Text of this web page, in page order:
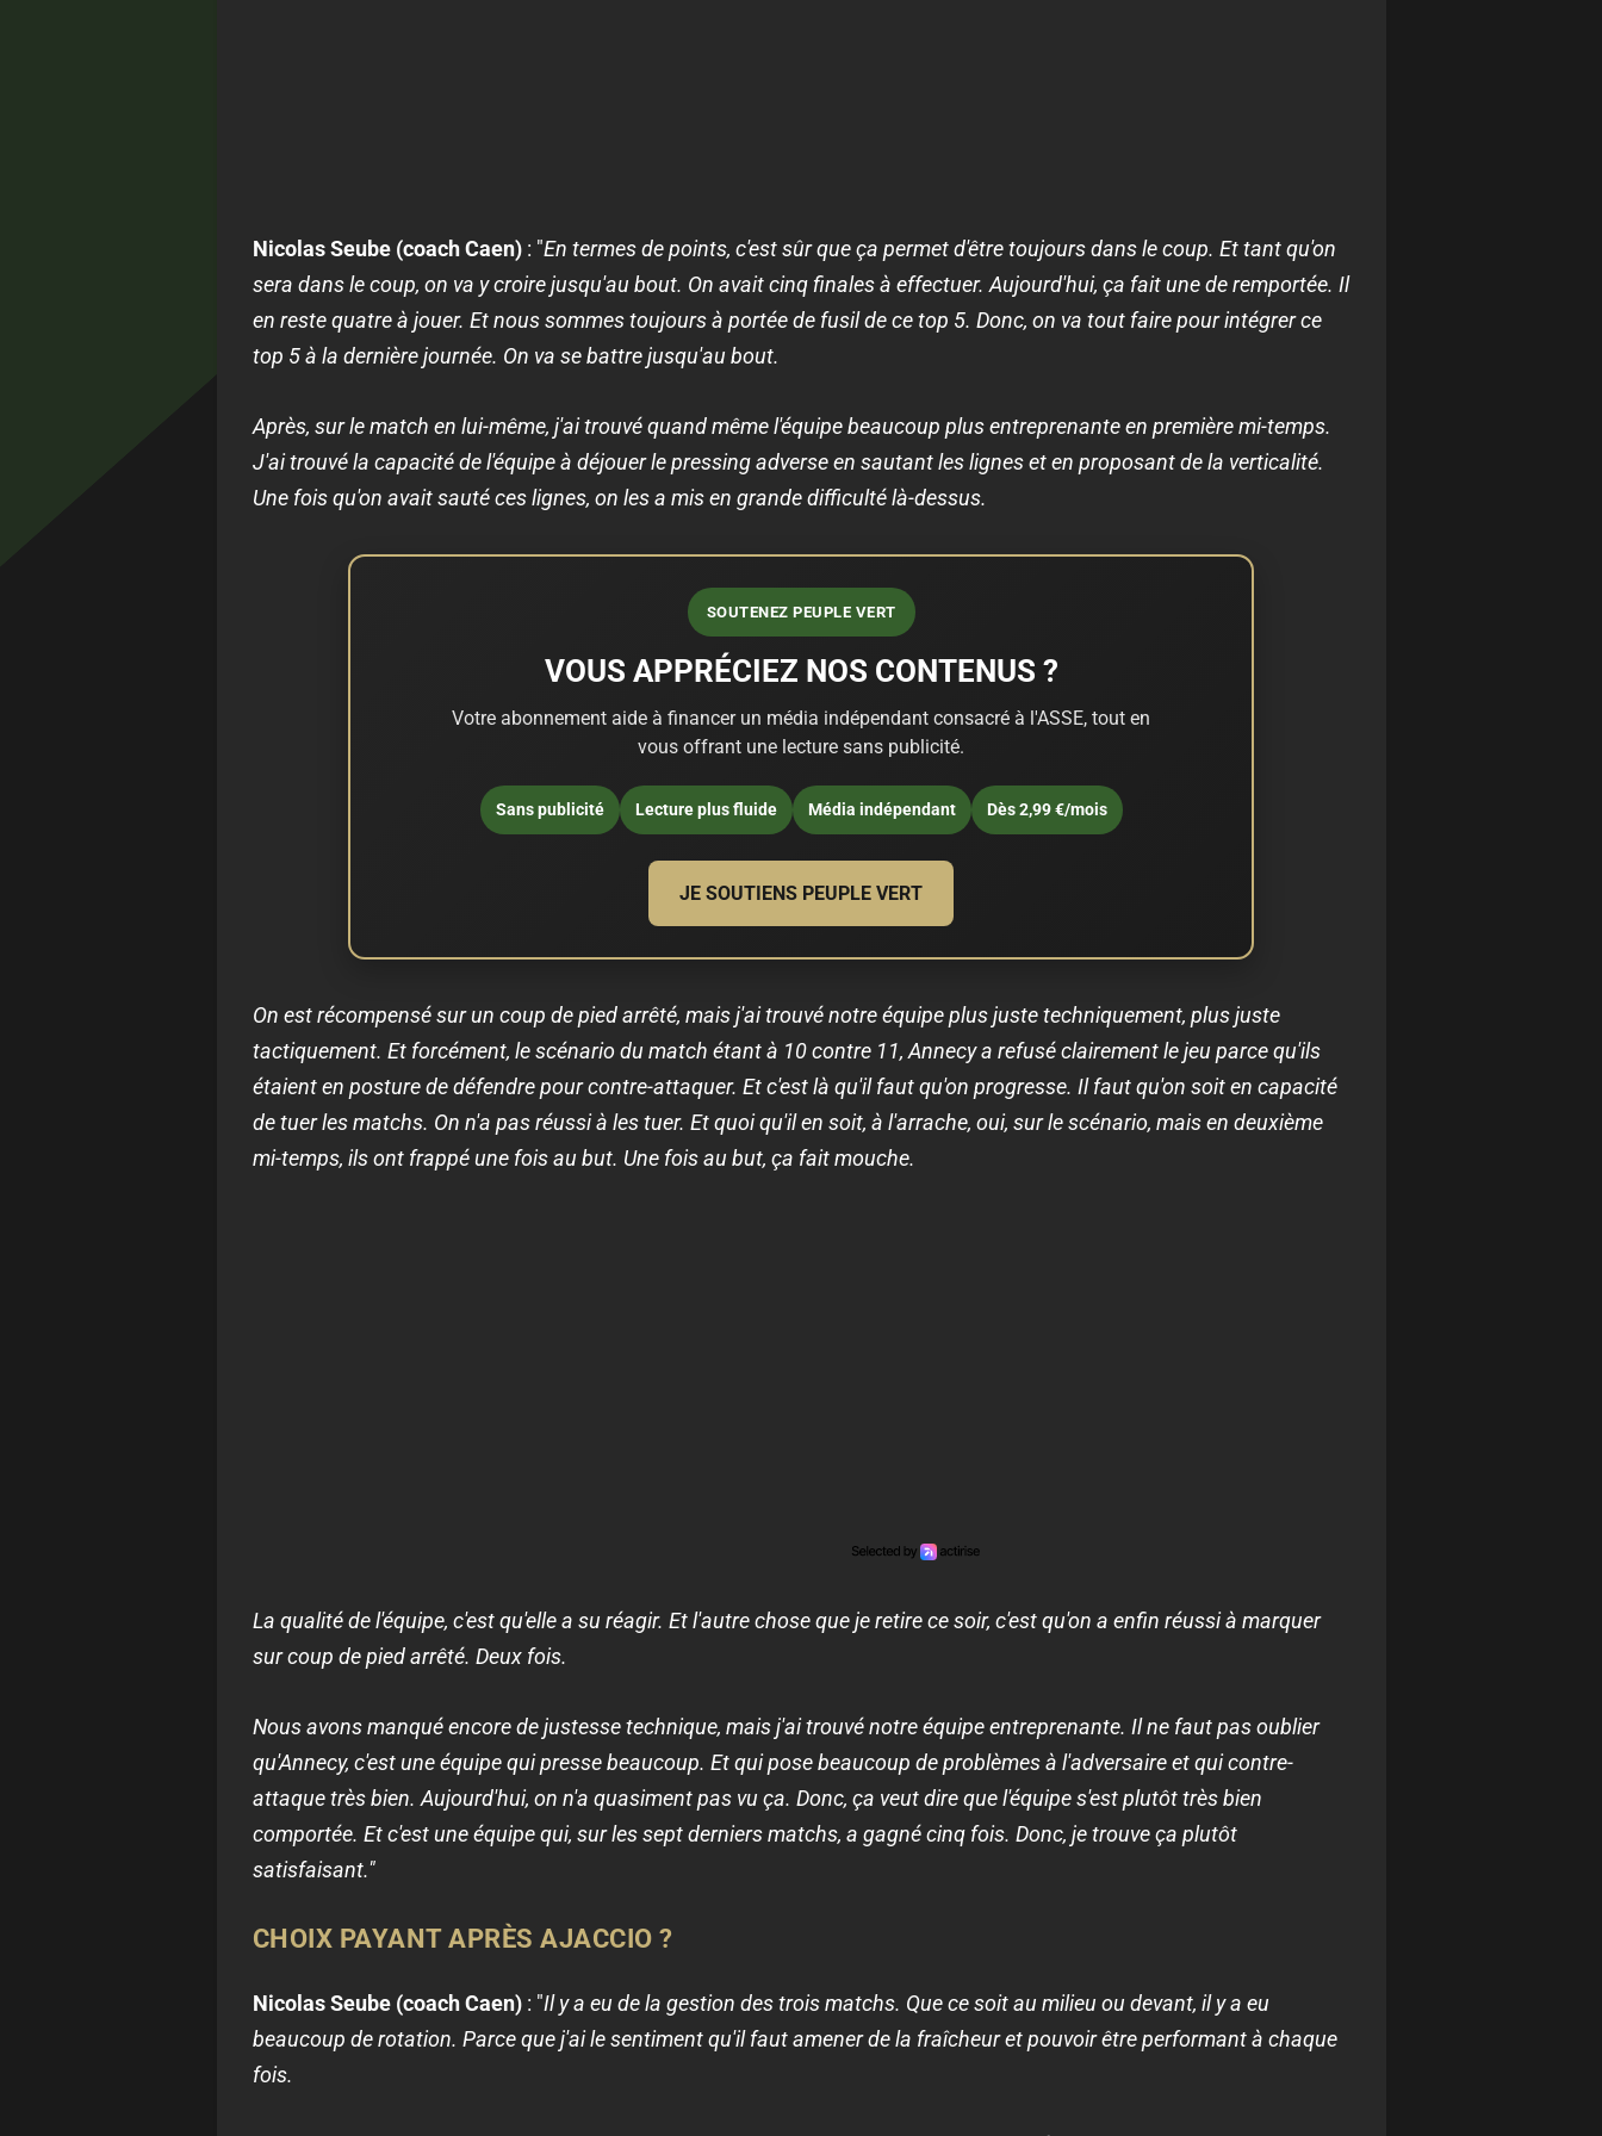
Nicolas Seube (coach Caen): "En termes de points, c'est sûr que ça permet d'être toujours dans le coup. Et tant qu'on
sera dans le coup, on va y croire jusqu'au bout. On avait cinq finales à effectuer. Aujourd'hui, ça fait une de remportée. Il
en reste quatre à jouer. Et nous sommes toujours à portée de fusil de ce top 5. Donc, on va tout faire pour intégrer ce
top 5 à la dernière journée. On va se battre jusqu'au bout.
Après, sur le match en lui-même, j'ai trouvé quand même l'équipe beaucoup plus entreprenante en première mi-temps.
J'ai trouvé la capacité de l'équipe à déjouer le pressing adverse en sautant les lignes et en proposant de la verticalité.
Une fois qu'on avait sauté ces lignes, on les a mis en grande difficulté là-dessus.
SOUTENEZ PEUPLE VERT
VOUS APPRÉCIEZ NOS CONTENUS ?
Votre abonnement aide à financer un média indépendant consacré à l'ASSE, tout en
vous offrant une lecture sans publicité.
Sans publicité Lecture plus fluide Média indépendant Dès 2,99 €/mois
JE SOUTIENS PEUPLE VERT
On est récompensé sur un coup de pied arrêté, mais j'ai trouvé notre équipe plus juste techniquement, plus juste
tactiquement. Et forcément, le scénario du match étant à 10 contre 11, Annecy a refusé clairement le jeu parce qu'ils
étaient en posture de défendre pour contre-attaquer. Et c'est là qu'il faut qu'on progresse. Il faut qu'on soit en capacité
de tuer les matchs. On n'a pas réussi à les tuer. Et quoi qu'il en soit, à l'arrache, oui, sur le scénario, mais en deuxième
mi-temps, ils ont frappé une fois au but. Une fois au but, ça fait mouche.
La qualité de l'équipe, c'est qu'elle a su réagir. Et l'autre chose que je retire ce soir, c'est qu'on a enfin réussi à marquer
sur coup de pied arrêté. Deux fois.
Nous avons manqué encore de justesse technique, mais j'ai trouvé notre équipe entreprenante. Il ne faut pas oublier
qu'Annecy, c'est une équipe qui presse beaucoup. Et qui pose beaucoup de problèmes à l'adversaire et qui contre-
attaque très bien. Aujourd'hui, on n'a quasiment pas vu ça. Donc, ça veut dire que l'équipe s'est plutôt très bien
comportée. Et c'est une équipe qui, sur les sept derniers matchs, a gagné cinq fois. Donc, je trouve ça plutôt
satisfaisant."
CHOIX PAYANT APRÈS AJACCIO ?
Nicolas Seube (coach Caen): "Il y a eu de la gestion des trois matchs. Que ce soit au milieu ou devant, il y a eu
beaucoup de rotation. Parce que j'ai le sentiment qu'il faut amener de la fraîcheur et pouvoir être performant à chaque
fois.